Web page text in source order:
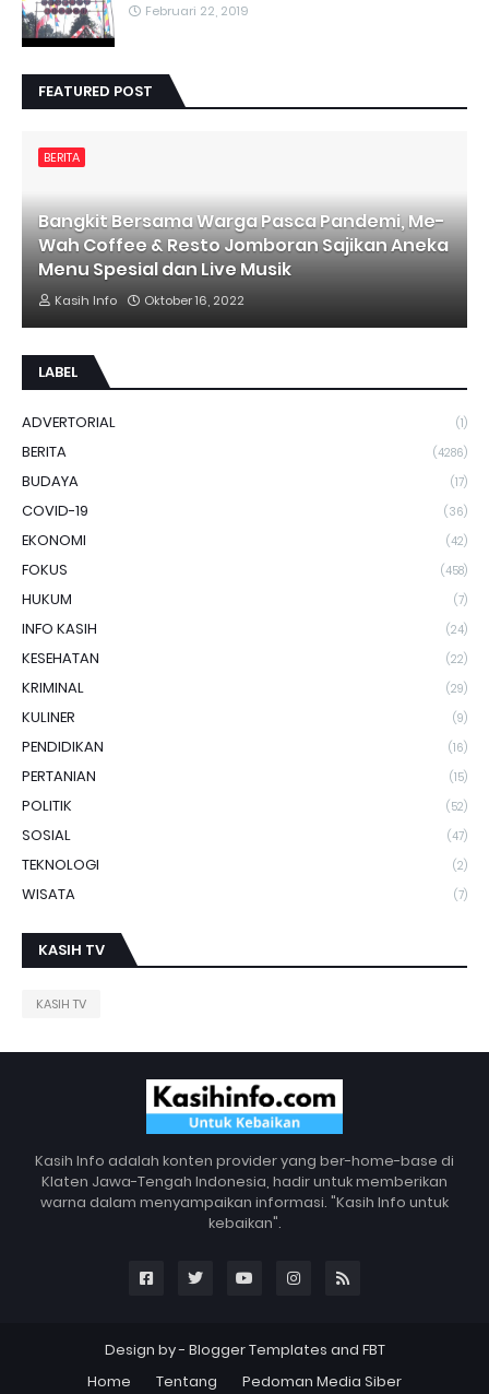
Februari 22, 2019
FEATURED POST
BERITA
Bangkit Bersama Warga Pasca Pandemi, Me-
Wah Coffee & Resto Jomboran Sajikan Aneka
Menu Spesial dan Live Musik
Kasih Info Oktober 16, 2022
LABEL
ADVERTORIAL (1)
BERITA (4286)
BUDAYA (17)
COVID-19 (36)
EKONOMI (42)
FOKUS (458)
HUKUM (7)
INFO KASIH (24)
KESEHATAN (22)
KRIMINAL (29)
KULINER (9)
PENDIDIKAN (16)
PERTANIAN (15)
POLITIK (52)
SOSIAL (47)
TEKNOLOGI (2)
WISATA (7)
KASIH TV
KASIH TV
Kasih Info adalah konten provider yang ber-home-base di
Klaten Jawa-Tengah Indonesia, hadir untuk memberikan
warna dalam menyampaikan informasi. "Kasih Info untuk
kebaikan".
Design by - Blogger Templates and FBT
Home
Tentang Pedoman Media Siber